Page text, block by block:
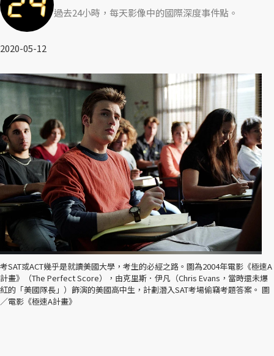
過去24小時，每天影像中的國際深度事件點。
2020-05-12
考SAT或ACT幾乎是就讀美國大學，考生的必經之路。圖為2004年電影《極速A
計畫》（The Perfect Score），由克里斯．伊凡（Chris Evans，當時還未爆
紅的「美國隊長」）飾演的美國高中生，計劃潛入SAT考場偷竊考題答案。 圖
／電影《極速A計畫》